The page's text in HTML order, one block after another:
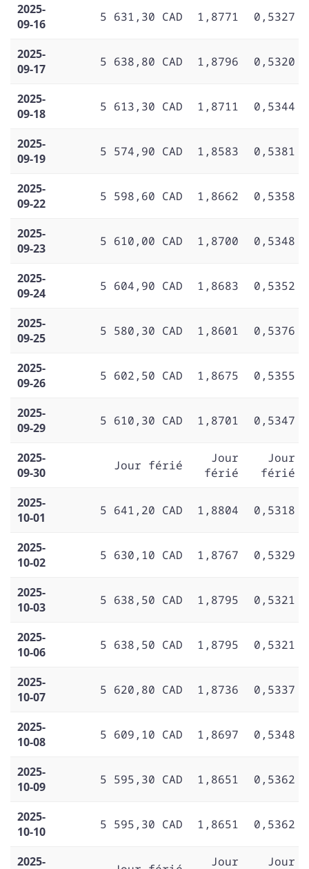
2025-
09-16
5 631,30 CAD 1,8771 0,5327
2025-
09-17
5 638,80 CAD 1,8796 0,5320
2025-
09-18
5 613,30 CAD 1,8711 0,5344
2025-
09-19
5 574,90 CAD 1,8583 0,5381
2025-
09-22
5 598,60 CAD 1,8662 0,5358
2025-
09-23
5 610,00 CAD 1,8700 0,5348
2025-
09-24
5 604,90 CAD 1,8683 0,5352
2025-
09-25
5 580,30 CAD 1,8601 0,5376
2025-
09-26
5 602,50 CAD 1,8675 0,5355
2025-
09-29
5 610,30 CAD 1,8701 0,5347
2025-
09-30
Jour férié
Jour
férié
Jour
férié
2025-
10-01
5 641,20 CAD 1,8804 0,5318
2025-
10-02
5 630,10 CAD 1,8767 0,5329
2025-
10-03
5 638,50 CAD 1,8795 0,5321
2025-
10-06
5 638,50 CAD 1,8795 0,5321
2025-
10-07
5 620,80 CAD 1,8736 0,5337
2025-
10-08
5 609,10 CAD 1,8697 0,5348
2025-
10-09
5 595,30 CAD 1,8651 0,5362
2025-
10-10
5 595,30 CAD 1,8651 0,5362
2025-
Jour
Jour